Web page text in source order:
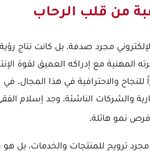
من قلب الرحاب
مجرد صدفة، بل كانت نتاج رؤية
مع إدراكه العميق لقوة
للنجاح والاحترافية في هذا المجال. في
والشركات الناشئة، وجد إسلام
فرص نمو هائلة.
مجرد ترويج للمنتجات والخدمات، بل